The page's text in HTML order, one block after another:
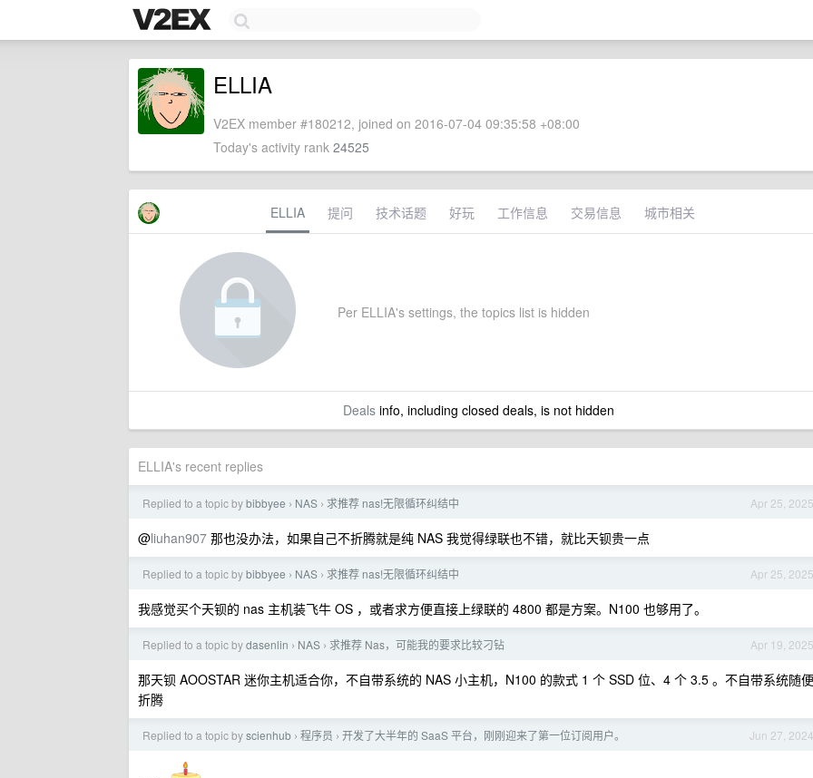
ELLIA
V2EX member #180212, joined on 2016-07-04 09:35:58 +08:00
Today's activity rank 24525
ELLIA 提问 技术话题 好玩 工作信息 交易信息 城市相关
Per ELLIA's settings, the topics list is hidden
Dealsinfo, including closed deals, is not hidden
ELLIA's recent replies
Apr 25, 2025
Replied to a topic bybibbyee › NAS › 求推荐 nas!无限循环纠结中
@liuhan907 那也没办法，如果自己不折腾就是纯 NAS 我觉得绿联也不错，就比天钡贵一点
Apr 25, 2025
Replied to a topic bybibbyee › NAS › 求推荐 nas!无限循环纠结中
我感觉买个天钡的 nas 主机装飞牛 OS ，或者求方便直接上绿联的 4800 都是方案。N100 也够用了。
Apr 19, 2025
Replied to a topic bydasenlin › NAS › 求推荐 Nas，可能我的要求比较刁钻
那天钡 AOOSTAR 迷你主机适合你，不自带系统的 NAS 小主机，N100 的款式 1 个 SSD 位、4 个 3.5 。不自带系统随便
折腾
Jun 27, 2024
Replied to a topic byscienhub › 程序员 › 开发了大半年的 SaaS 平台，刚刚迎来了第一位订阅用户。